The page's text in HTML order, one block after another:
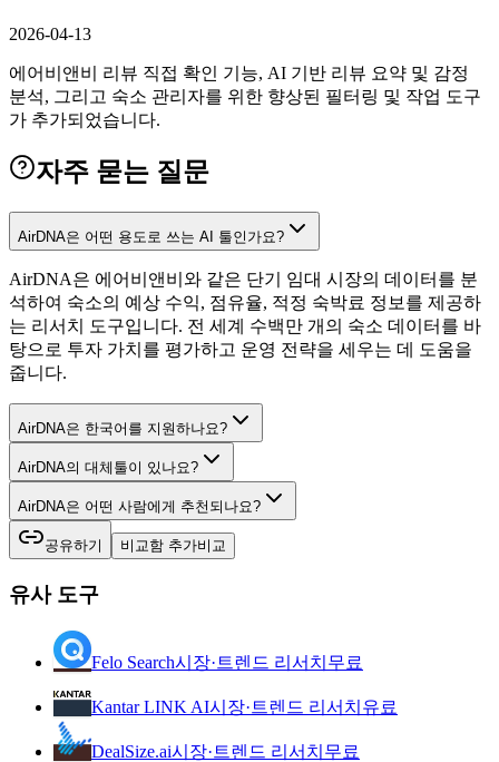
2026-04-13
에어비앤비 리뷰 직접 확인 기능, AI 기반 리뷰 요약 및 감정
분석, 그리고 숙소 관리자를 위한 향상된 필터링 및 작업 도구
가 추가되었습니다.
자주 묻는 질문
AirDNA은 어떤 용도로 쓰는 AI 툴인가요?
AirDNA은 에어비앤비와 같은 단기 임대 시장의 데이터를 분
석하여 숙소의 예상 수익, 점유율, 적정 숙박료 정보를 제공하
는 리서치 도구입니다. 전 세계 수백만 개의 숙소 데이터를 바
탕으로 투자 가치를 평가하고 운영 전략을 세우는 데 도움을
줍니다.
AirDNA은 한국어를 지원하나요?
AirDNA의 대체툴이 있나요?
AirDNA은 어떤 사람에게 추천되나요?
공유하기 비교함 추가비교
유사 도구
Felo Search시장·트렌드 리서치 무료
Kantar LINK AI시장·트렌드 리서치 유료
DealSize.ai시장·트렌드 리서치 무료